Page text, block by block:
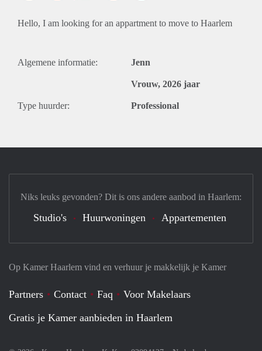
Hello, I am looking for an appartment to move to Haarlem
Algemene informatie: Jenn
Vrouw, 2026 jaar
Type huurder: Professional
Op Kamer Haarlem vind en verhuur je makkelijk je Kamer
Partners Contact Faq
Voor Makelaars
Gratis je Kamer aanbieden in Haarlem
Niks leuks gevonden? Dit is ons andere aanbod in Haarlem:
Studio's Huurwoningen Appartementen